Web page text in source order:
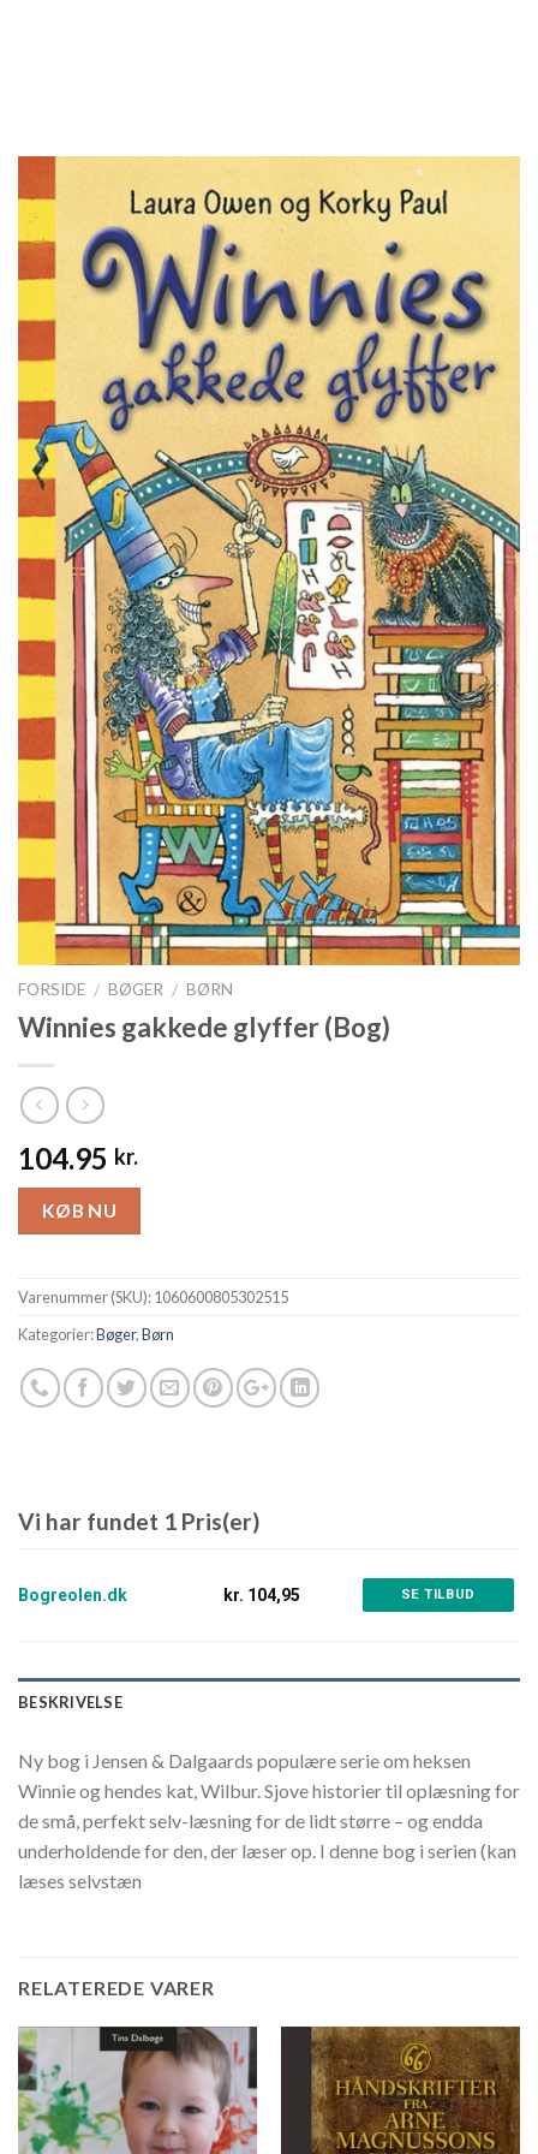
FORSIDE / BØGER / BØRN
Winnies gakkede glyffer (Bog)
104.95 kr.
KØB NU
Varenummer (SKU):1060600805302515
Kategorier:Bøger,Børn
Vi har fundet 1 Pris(er)
Bogreolen.dk kr. 104,95 SE TILBUD
BESKRIVELSE
Ny bog i Jensen & Dalgaards populære serie om heksen
Winnie og hendes kat, Wilbur. Sjove historier til oplæsning for
de små, perfekt selv-læsning for de lidt større – og endda
underholdende for den, der læser op. I denne bog i serien (kan
læses selvstæn
RELATEREDE VARER